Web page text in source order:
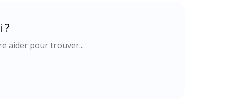
?
aider pour trouver...